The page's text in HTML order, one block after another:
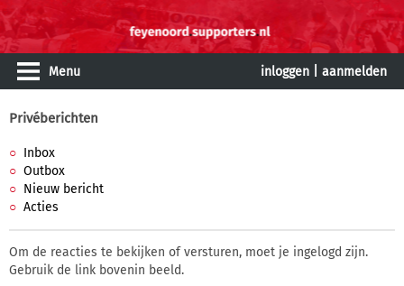
Menu inloggen aanmelden
Privéberichten
Inbox
Outbox
Nieuw bericht
Acties
Om de reacties te bekijken of versturen, moet je ingelogd zijn.
Gebruik de link bovenin beeld.